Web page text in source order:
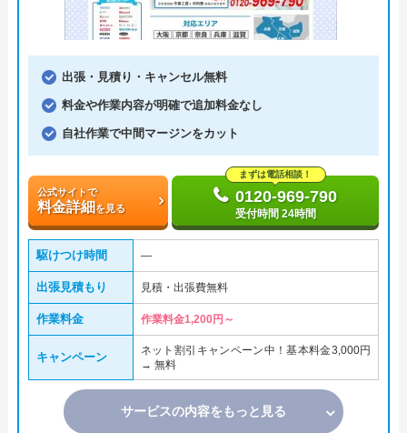
出張・見積り・キャンセル無料
料金や作業内容が明確で追加料金なし
自社作業で中間マージンをカット
公式サイトで
料金詳細を見る
まずは電話相談！
0120-969-790
受付時間 24時間
駆けつけ時間 ―
出張見積もり 見積・出張費無料
作業料金 作業料金1,200円～
キャンペーン
ネット割引キャンペーン中！基本料金3,000円
→ 無料
サービスの内容をもっと見る